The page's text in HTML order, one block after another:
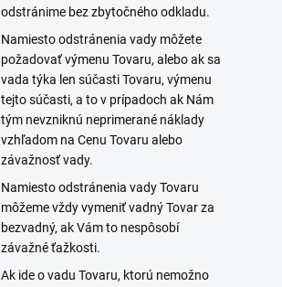
odstránime bez zbytočného odkladu.
Namiesto odstránenia vady môžete
požadovať výmenu Tovaru, alebo ak sa
vada týka len súčasti Tovaru, výmenu
tejto súčasti, a to v prípadoch ak Nám
tým nevzniknú neprimerané náklady
vzhľadom na Cenu Tovaru alebo
závažnosť vady.
Namiesto odstránenia vady Tovaru
môžeme vždy vymeniť vadný Tovar za
bezvadný, ak Vám to nespôsobí
závažné ťažkosti.
Ak ide o vadu Tovaru, ktorú nemožno